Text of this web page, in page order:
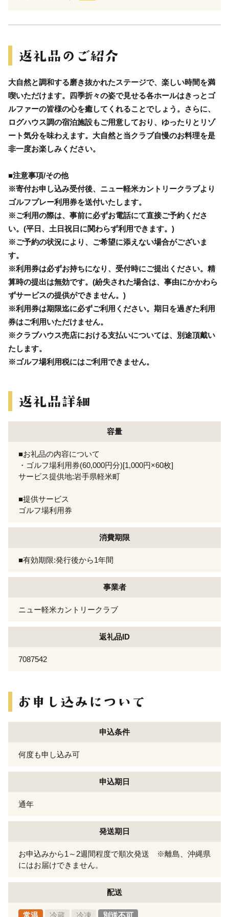
大自然と調和する磨き抜かれたステージで、楽しい時間を満
喫いただけます。四季折々の姿で見せる各ホールはきっとゴ
ルファーの皆様の心を癒してくれることでしょう。さらに、
ログハウス調の宿泊施設もご用意しており、ゆったりとリゾ
ート気分を味わえます。大自然と当クラブ自慢のお料理を是
非一度お楽しみください。
■注意事項/その他
※寄付お申し込み受付後、ニュー軽米カントリークラブより
ゴルフプレー利用券を送付いたします。
※ご利用の際は、事前に必ずお電話にて直接ご予約くださ
い。(平日、土日祝日に関わらず利用できます。)
※ご予約の状況により、ご希望に添えない場合がございま
す。
※利用券は必ずお持ちになり、受付時にご提出ください。精
算時の提出は無効です。(紛失された場合は、事由にかかわら
ずサービスの提供ができません。)
※利用券は期限迄に必ずご利用ください。期日を過ぎた利用
券はご利用いただけません。
※クラブハウス売店における支払いについては、別途頂戴い
たします。
※ゴルフ場利用税にはご利用できません。
容量
■お礼品の内容について
・ゴルフ場利用券(60,000円分)[1,000円×60枚]
サービス提供地:岩手県軽米町
■提供サービス
ゴルフ場利用券
消費期限
■有効期限:発行後から1年間
事業者
ニュー軽米カントリークラブ
返礼品ID
7087542
申込条件
何度も申し込み可
申込期日
通年
発送期日
お申込みから1～2週間程度で順次発送 ※離島、沖縄県
にはお届けできません。
配送
常温 冷蔵 冷凍 別送不可